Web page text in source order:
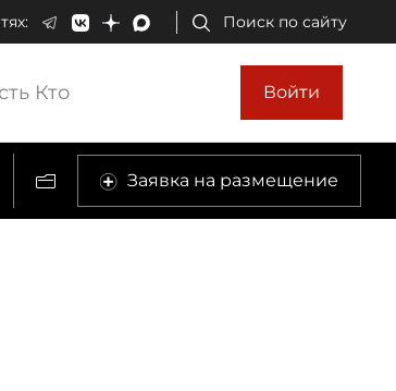
Поиск по сайту
Кто Войти
Заявка на размещение